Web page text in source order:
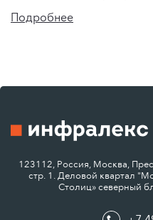
Подробнее
123112, Россия, Москва,
стр. 1. Деловой квартал
Столиц» северный